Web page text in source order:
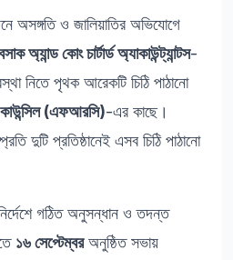
অসঙ্গতি ও জালিয়াতির অভিযোগে
অ্যান্ড কোং চার্টার্ড অ্যাকাউন্ট্যান্টস-
নিতে পৃথক আরেকটি চিঠি পাঠানো
কাউন্সিল (এফআরসি)-এর কাছে।
দুটি প্রতিষ্ঠানেই এসব চিঠি পাঠানো
গঠিত অনুসন্ধান ও তদন্ত
১৬ সেপ্টেম্বরঅনুষ্ঠিত সভায়